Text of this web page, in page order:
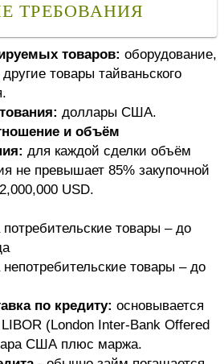
ТРЕБОВАНИЯ
товаров: оборудование,
товары тайваньского
доллары США.
и объём
для каждой сделки объём
не превышает 85% закупочной
USD.
товары – до
товары – до
по кредиту: основывается
(London Inter-Bank Offered
США плюс маржа.